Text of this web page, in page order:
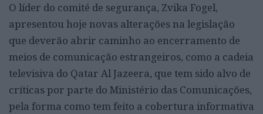
O líder do comité de segurança, Zvika Fogel,
apresentou hoje novas alterações na legislação
que deverão abrir caminho ao encerramento de
meios de comunicação estrangeiros, como a cadeia
televisiva do Qatar Al Jazeera, que tem sido alvo de
críticas por parte do Ministério das Comunicações,
pela forma como tem feito a cobertura informativa